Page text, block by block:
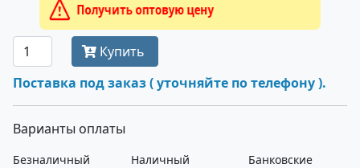
Получить оптовую цену
Купить
Поставка под заказ ( уточняйте по телефону ).
Варианты оплаты
Безналичный
Наличный
Банковские